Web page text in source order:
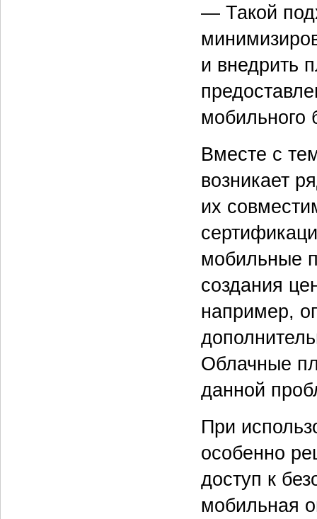
— Такой
и внедрить
мобильного
Вместе с
возникает
их
мобильные
создания
например,
Облачные
данной
При
особенно
доступ к
мобильная